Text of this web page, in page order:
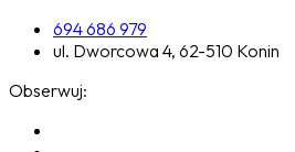
694 686 979
ul. Dworcowa 4, 62-510 Konin
Obserwuj: